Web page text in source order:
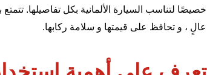
خصيصًا لتناسب السيارة الألمانية بكل تفاصيلها.
عالٍ ، و تحافظ على قيمتها و سلامة ركابها.
تعرف على أهمية